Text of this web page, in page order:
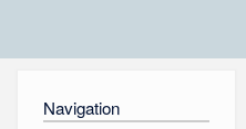
Navigation